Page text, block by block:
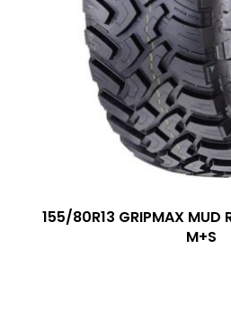
155/80R13 GRIPMAX MUD
M+S